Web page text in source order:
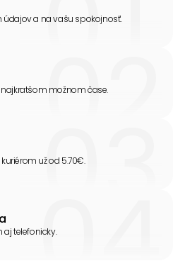
a na vašu spokojnosť.
možnom čase.
už od 5.70€.
telefonicky.